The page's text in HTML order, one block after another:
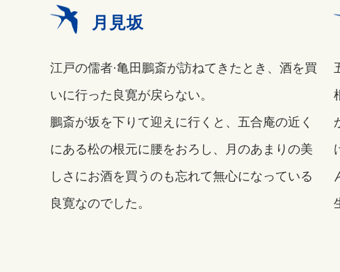
月見坂
江戸の儒者·亀田鵬斎が訪ねてきたとき、酒を買
いに行った良寛が戻らない。
鵬斎が坂を下りて迎えに行くと、五合庵の近く
にある松の根元に腰をおろし、月のあまりの美
しさにお酒を買うのも忘れて無心になっている
良寛なのでした。